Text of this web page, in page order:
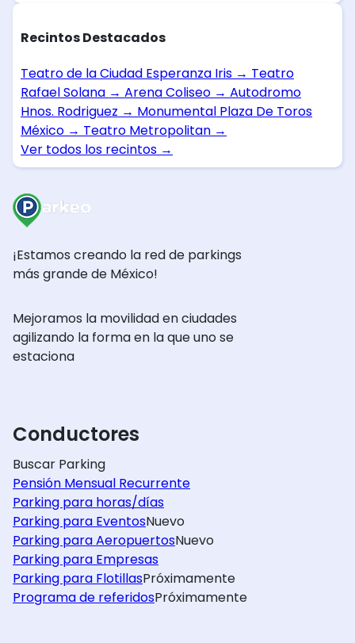
Recintos Destacados
Teatro de la Ciudad Esperanza Iris → Teatro
Rafael Solana → Arena Coliseo → Autodromo
Hnos. Rodriguez → Monumental Plaza De Toros
México → Teatro Metropolitan →
Ver todos los recintos →
¡Estamos creando la red de parkings
más grande de México!
Mejoramos la movilidad en ciudades
agilizando la forma en la que uno se
estaciona
Conductores
Buscar Parking
Pensión Mensual Recurrente
Parking para horas/días
Parking para EventosNuevo
Parking para AeropuertosNuevo
Parking para Empresas
Parking para FlotillasPróximamente
Programa de referidosPróximamente